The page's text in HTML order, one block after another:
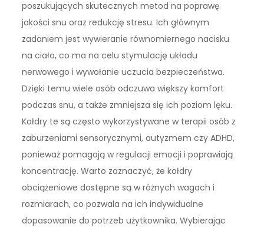
poszukujących skutecznych metod na poprawę
jakości snu oraz redukcję stresu. Ich głównym
zadaniem jest wywieranie równomiernego nacisku
na ciało, co ma na celu stymulację układu
nerwowego i wywołanie uczucia bezpieczeństwa.
Dzięki temu wiele osób odczuwa większy komfort
podczas snu, a także zmniejsza się ich poziom lęku.
Kołdry te są często wykorzystywane w terapii osób z
zaburzeniami sensorycznymi, autyzmem czy ADHD,
ponieważ pomagają w regulacji emocji i poprawiają
koncentrację. Warto zaznaczyć, że kołdry
obciążeniowe dostępne są w różnych wagach i
rozmiarach, co pozwala na ich indywidualne
dopasowanie do potrzeb użytkownika. Wybierając